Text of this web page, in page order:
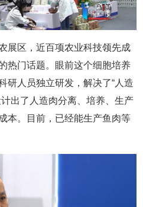
展区，近百项农业科技领先成
热门话题。眼前这个细胞培养
研人员独立研发，解决了“人造
出了人造肉分离、培养、生产
本。目前，已经能生产鱼肉等